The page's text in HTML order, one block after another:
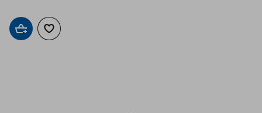
Добави в кошницата
Добави към списъка с любими